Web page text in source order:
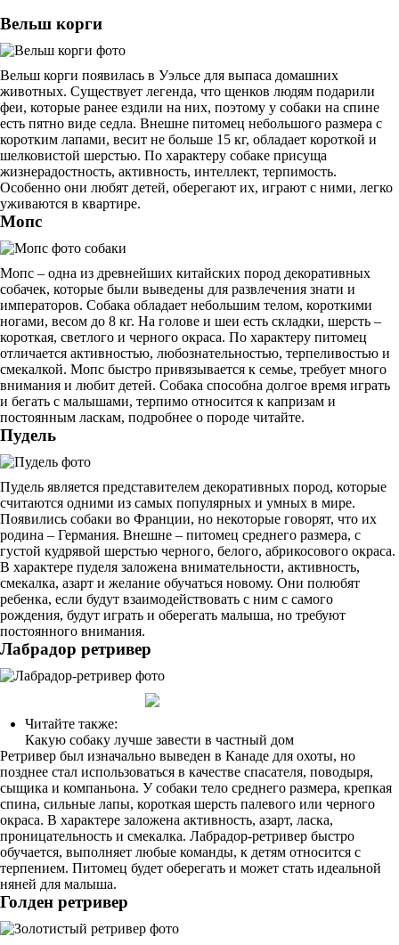
Вельш корги
Вельш корги появилась в Уэльсе для выпаса домашних
животных. Существует легенда, что щенков людям подарили
феи, которые ранее ездили на них, поэтому у собаки на спине
есть пятно виде седла. Внешне питомец небольшого размера с
коротким лапами, весит не больше 15 кг, обладает короткой и
шелковистой шерстью. По характеру собаке присуща
жизнерадостность, активность, интеллект, терпимость.
Особенно они любят детей, оберегают их, играют с ними, легко
уживаются в квартире.
Мопс
Мопс – одна из древнейших китайских пород декоративных
собачек, которые были выведены для развлечения знати и
императоров. Собака обладает небольшим телом, короткими
ногами, весом до 8 кг. На голове и шеи есть складки, шерсть –
короткая, светлого и черного окраса. По характеру питомец
отличается активностью, любознательностью, терпеливостью и
смекалкой. Мопс быстро привязывается к семье, требует много
внимания и любит детей. Собака способна долгое время играть
и бегать с малышами, терпимо относится к капризам и
постоянным ласкам, подробнее о породе читайте.
Пудель
Пудель является представителем декоративных пород, которые
считаются одними из самых популярных и умных в мире.
Появились собаки во Франции, но некоторые говорят, что их
родина – Германия. Внешне – питомец среднего размера, с
густой кудрявой шерстью черного, белого, абрикосового окраса.
В характере пуделя заложена внимательности, активность,
смекалка, азарт и желание обучаться новому. Они полюбят
ребенка, если будут взаимодействовать с ним с самого
рождения, будут играть и оберегать малыша, но требуют
постоянного внимания.
Лабрадор ретривер
Читайте также:
Какую собаку лучше завести в частный дом
Ретривер был изначально выведен в Канаде для охоты, но
позднее стал использоваться в качестве спасателя, поводыря,
сыщика и компаньона. У собаки тело среднего размера, крепкая
спина, сильные лапы, короткая шерсть палевого или черного
окраса. В характере заложена активность, азарт, ласка,
проницательность и смекалка. Лабрадор-ретривер быстро
обучается, выполняет любые команды, к детям относится с
терпением. Питомец будет оберегать и может стать идеальной
няней для малыша.
Голден ретривер